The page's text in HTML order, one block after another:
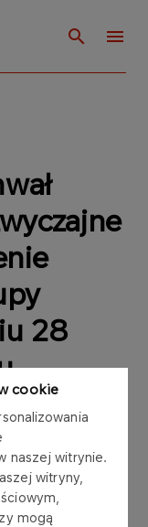
cookie
naszej witrynie.
witryny,
mogą
28
do
które
Walne